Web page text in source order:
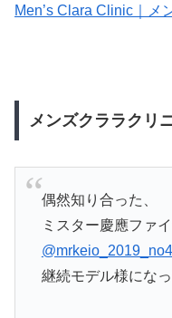
Men’s Clara Clinic｜メ
メンズクララクリ
偶然知り合った、
ミスター慶應ファ
@mrkeio_2019_no4
継続モデル様にな